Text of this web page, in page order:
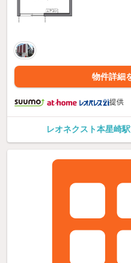
物件詳細
提供
レオネクスト本星崎